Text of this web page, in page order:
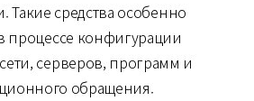
Такие средства особенно
процессе конфигурации
серверов, программ и
обращения.